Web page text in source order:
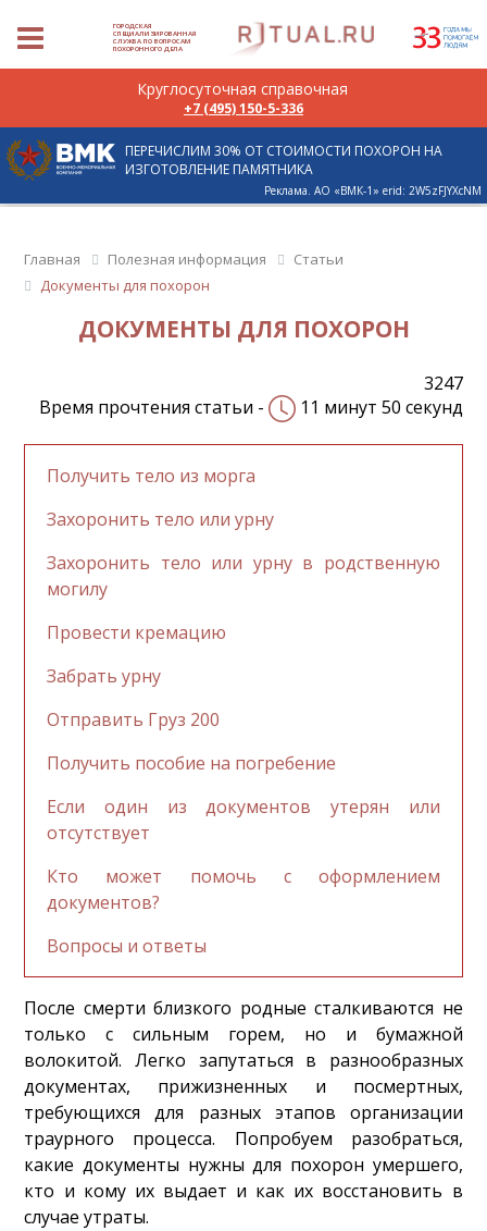
ГОРОДСКАЯ
СПЕЦИАЛИЗИРОВАННАЯ
СЛУЖБА ПО ВОПРОСАМ
ПОХОРОННОГО ДЕЛА
ПЕРЕЧИСЛИМ 30% ОТ СТОИМОСТИ ПОХОРОН НА
ИЗГОТОВЛЕНИЕ ПАМЯТНИКА
Реклама. АО «ВМК-1» erid: 2W5zFJYXcNM
Главная Полезная информация
Статьи
Документы для похорон
ДОКУМЕНТЫ ДЛЯ ПОХОРОН
3247
Время прочтения статьи -
11 минут 50 секунд
Получить тело из морга
Захоронить тело или урну
Захоронить тело или урну в родственную
могилу
Провести кремацию
Забрать урну
Отправить Груз 200
Получить пособие на погребение
Если один из документов утерян или
отсутствует
Кто может помочь с оформлением
документов?
Вопросы и ответы
После смерти близкого родные сталкиваются не
только с сильным горем, но и бумажной
волокитой. Легко запутаться в разнообразных
документах, прижизненных и посмертных,
требующихся для разных этапов организации
траурного процесса. Попробуем разобраться,
какие документы нужны для похорон умершего,
кто и кому их выдает и как их восстановить в
случае утраты.
Круглосуточная справочная
+7 (495) 150-5-336